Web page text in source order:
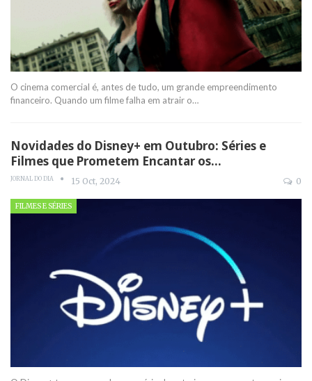
O cinema comercial é, antes de tudo, um grande empreendimento
financeiro. Quando um filme falha em atrair o…
Novidades do Disney+ em Outubro: Séries e
Filmes que Prometem Encantar os…
JORNAL DO DIA 15 Oct, 2024 0
FILMES E SÉRIES